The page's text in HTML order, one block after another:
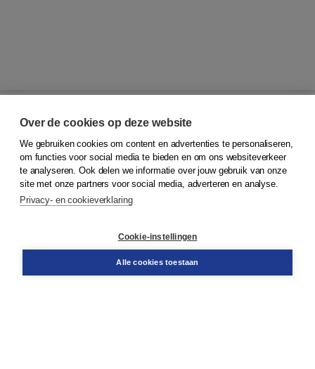
© 2026Koninklijke Boom uitgevers
Klantenservice
Service & informatie
Contact
Over de cookies op deze website
We gebruiken cookies om content en advertenties te personaliseren,
om functies voor social media te bieden en om ons websiteverkeer
te analyseren. Ook delen we informatie over jouw gebruik van onze
site met onze partners voor social media, adverteren en analyse.
Privacy- en cookieverklaring
Cookie-instellingen
Alle cookies toestaan